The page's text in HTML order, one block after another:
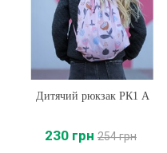
Дитячий рюкзак РК1 A
230 грн 254 грн